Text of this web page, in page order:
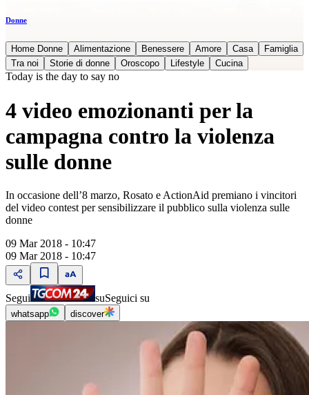
Donne
Home Donne Alimentazione Benessere Amore Casa
Famiglia
Tra noi
Storie di donne Oroscopo Lifestyle Cucina
Today is the day to say no
4 video emozionanti per la
campagna contro la violenza
sulle donne
In occasione dell’8 marzo, Rosato e ActionAid premiano i vincitori
del video contest per sensibilizzare il pubblico sulla violenza sulle
donne
09 Mar 2018 - 10:47
09 Mar 2018 - 10:47
Segui suSeguici su
whatsapp discover